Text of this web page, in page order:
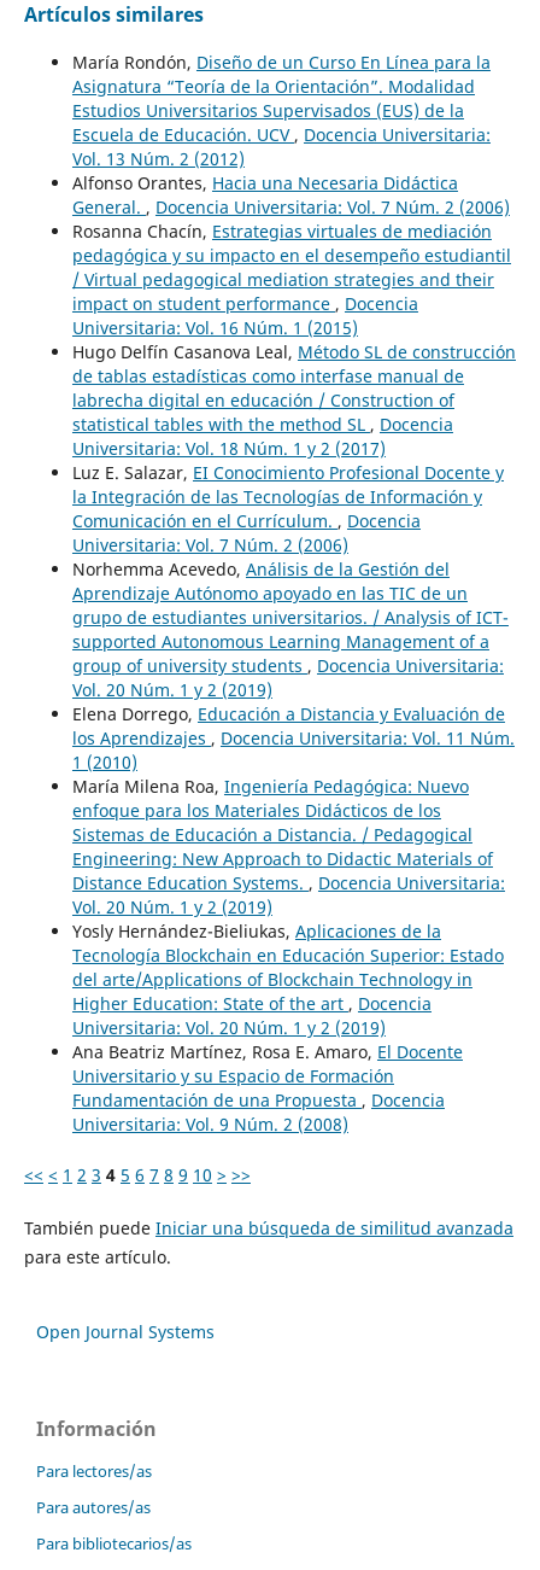
Artículos similares
María Rondón, Diseño de un Curso En Línea para la
Asignatura “Teoría de la Orientación”. Modalidad
Estudios Universitarios Supervisados (EUS) de la
Escuela de Educación. UCV , Docencia Universitaria:
Vol. 13 Núm. 2 (2012)
Alfonso Orantes, Hacia una Necesaria Didáctica
General. , Docencia Universitaria: Vol. 7 Núm. 2 (2006)
Rosanna Chacín, Estrategias virtuales de mediación
pedagógica y su impacto en el desempeño estudiantil
/ Virtual pedagogical mediation strategies and their
impact on student performance , Docencia
Universitaria: Vol. 16 Núm. 1 (2015)
Hugo Delfín Casanova Leal, Método SL de construcción
de tablas estadísticas como interfase manual de
labrecha digital en educación / Construction of
statistical tables with the method SL , Docencia
Universitaria: Vol. 18 Núm. 1 y 2 (2017)
Luz E. Salazar, EI Conocimiento Profesional Docente y
la Integración de las Tecnologías de Información y
Comunicación en el Currículum. , Docencia
Universitaria: Vol. 7 Núm. 2 (2006)
Norhemma Acevedo, Análisis de la Gestión del
Aprendizaje Autónomo apoyado en las TIC de un
grupo de estudiantes universitarios. / Analysis of ICT-
supported Autonomous Learning Management of a
group of university students , Docencia Universitaria:
Vol. 20 Núm. 1 y 2 (2019)
Elena Dorrego, Educación a Distancia y Evaluación de
los Aprendizajes , Docencia Universitaria: Vol. 11 Núm.
1 (2010)
María Milena Roa, Ingeniería Pedagógica: Nuevo
enfoque para los Materiales Didácticos de los
Sistemas de Educación a Distancia. / Pedagogical
Engineering: New Approach to Didactic Materials of
Distance Education Systems. , Docencia Universitaria:
Vol. 20 Núm. 1 y 2 (2019)
Yosly Hernández-Bieliukas, Aplicaciones de la
Tecnología Blockchain en Educación Superior: Estado
del arte/Applications of Blockchain Technology in
Higher Education: State of the art , Docencia
Universitaria: Vol. 20 Núm. 1 y 2 (2019)
Ana Beatriz Martínez, Rosa E. Amaro, El Docente
Universitario y su Espacio de Formación
Fundamentación de una Propuesta , Docencia
Universitaria: Vol. 9 Núm. 2 (2008)
<< < 1 2 3 4 5 6 7 8 9 10 > >>
También puede Iniciar una búsqueda de similitud avanzada
para este artículo.
Open Journal Systems
Información
Para lectores/as
Para autores/as
Para bibliotecarios/as